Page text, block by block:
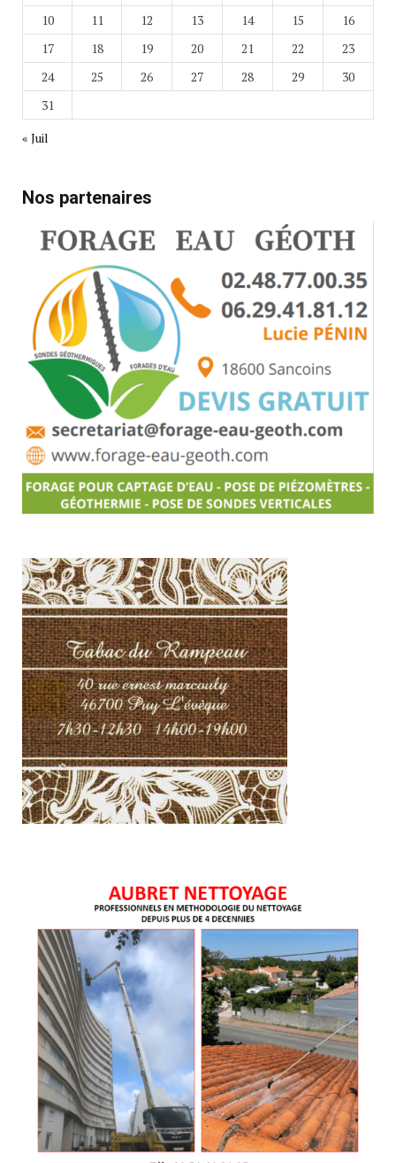
10 11 12 13 14 15
16
17
18 19 20 21 22
23
24
25 26 27 28 29
30
31
« Juil
Nos partenaires